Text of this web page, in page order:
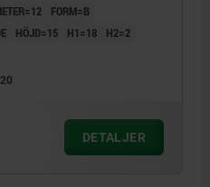
FORM=B
HÖJD=15 H1=18
H2=2
DETALJER